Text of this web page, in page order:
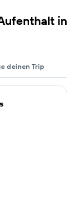
in
deinen Trip